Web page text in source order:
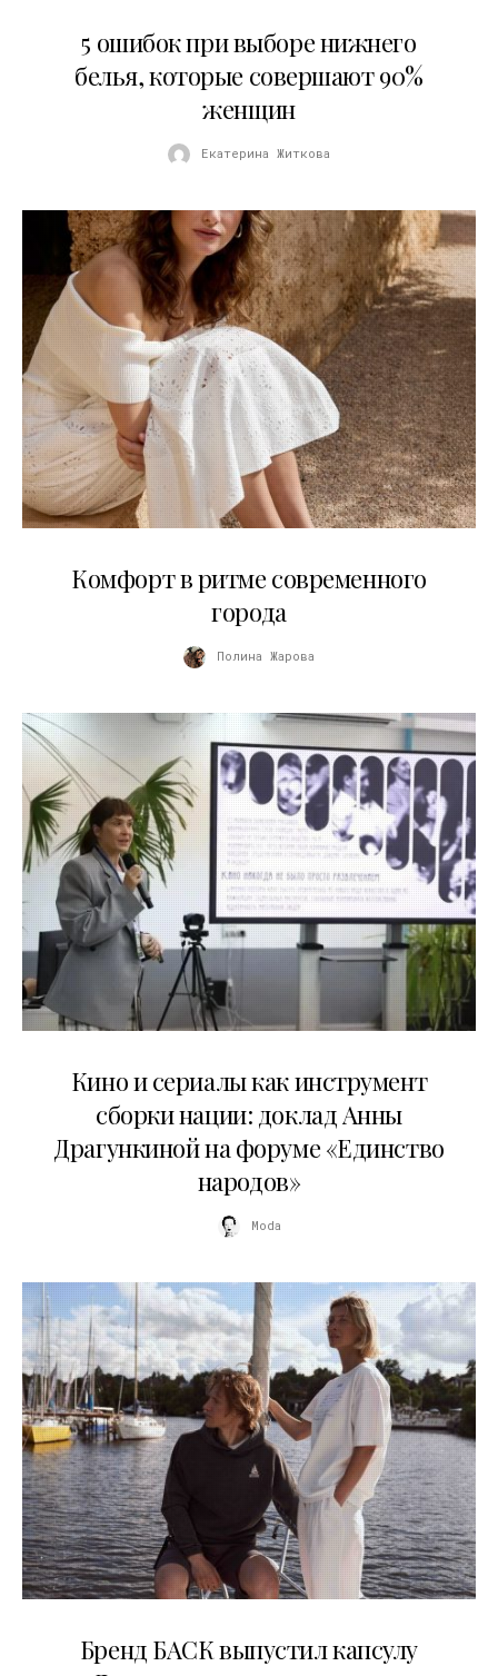
5 ошибок при выборе нижнего
белья, которые совершают 90%
женщин
Екатерина Житкова
Комфорт в ритме современного
города
Полина Жарова
Кино и сериалы как инструмент
сборки нации: доклад Анны
Драгункиной на форуме «Единство
народов»
Moda
Бренд БАСК выпустил капсулу